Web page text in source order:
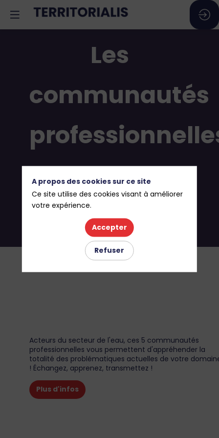
Les
communautés
Eau
d'idealCO
Acteurs du secteur de l'eau, ces 5 communautés
professionnelles vous permettent d'appréhender la
totalité des problématiques actuelles de votre
! Échangez, apprenez, transmettez !
Plus d'infos
A propos des cookies sur ce site
Ce site utilise des cookies visant à améliorer
votre expérience.
Accepter
Refuser